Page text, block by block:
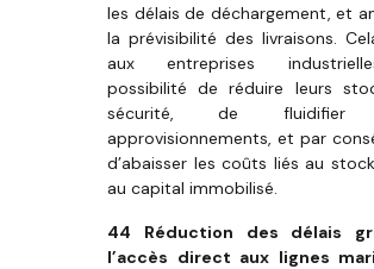
les délais de déchargement, et
la prévisibilité des livraisons.
aux entreprises
possibilité de réduire leurs
sécurité, de fluidifier
approvisionnements, et par
d’abaisser les coûts liés au
au capital immobilisé.
44 Réduction des délais
l’accès direct aux lignes